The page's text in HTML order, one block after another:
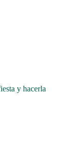
y hacerla